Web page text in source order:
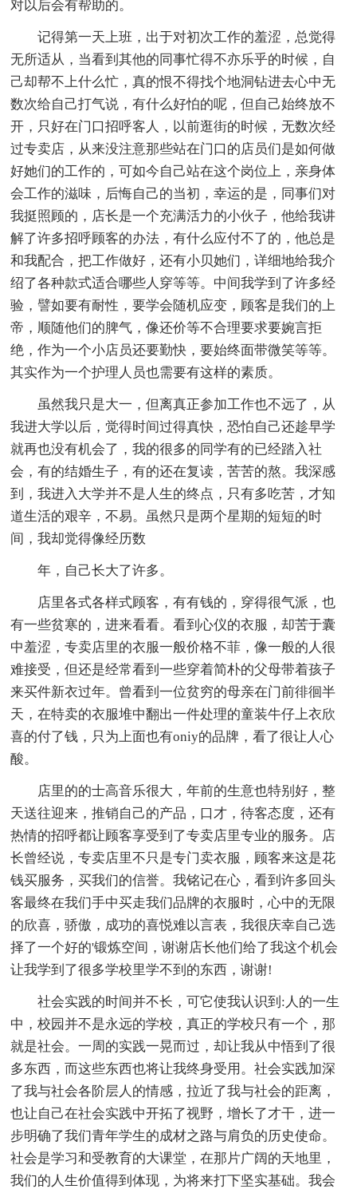
对以后会有帮助的。
记得第一天上班，出于对初次工作的羞涩，总觉得
无所适从，当看到其他的同事忙得不亦乐乎的时候，自
己却帮不上什么忙，真的恨不得找个地洞钻进去心中无
数次给自己打气说，有什么好怕的呢，但自己始终放不
开，只好在门口招呼客人，以前逛街的时候，无数次经
过专卖店，从来没注意那些站在门口的店员们是如何做
好她们的工作的，可如今自己站在这个岗位上，亲身体
会工作的滋味，后悔自己的当初，幸运的是，同事们对
我挺照顾的，店长是一个充满活力的小伙子，他给我讲
解了许多招呼顾客的办法，有什么应付不了的，他总是
和我配合，把工作做好，还有小贝她们，详细地给我介
绍了各种款式适合哪些人穿等等。中间我学到了许多经
验，譬如要有耐性，要学会随机应变，顾客是我们的上
帝，顺随他们的脾气，像还价等不合理要求要婉言拒
绝，作为一个小店员还要勤快，要始终面带微笑等等。
其实作为一个护理人员也需要有这样的素质。
虽然我只是大一，但离真正参加工作也不远了，从
我进大学以后，觉得时间过得真快，恐怕自己还趁早学
就再也没有机会了，我的很多的同学有的已经踏入社
会，有的结婚生子，有的还在复读，苦苦的熬。我深感
到，我进入大学并不是人生的终点，只有多吃苦，才知
道生活的艰辛，不易。虽然只是两个星期的短短的时
间，我却觉得像经历数
年，自己长大了许多。
店里各式各样式顾客，有有钱的，穿得很气派，也
有一些贫寒的，进来看看。看到心仪的衣服，却苦于囊
中羞涩，专卖店里的衣服一般价格不菲，像一般的人很
难接受，但还是经常看到一些穿着简朴的父母带着孩子
来买件新衣过年。曾看到一位贫穷的母亲在门前徘徊半
天，在特卖的衣服堆中翻出一件处理的童装牛仔上衣欣
喜的付了钱，只为上面也有oniy的品牌，看了很让人心
酸。
店里的的士高音乐很大，年前的生意也特别好，整
天送往迎来，推销自己的产品，口才，待客态度，还有
热情的招呼都让顾客享受到了专卖店里专业的服务。店
长曾经说，专卖店里不只是专门卖衣服，顾客来这是花
钱买服务，买我们的信誉。我铭记在心，看到许多回头
客最终在我们手中买走我们品牌的衣服时，心中的无限
的欣喜，骄傲，成功的喜悦难以言表，我很庆幸自己选
择了一个好的'锻炼空间，谢谢店长他们给了我这个机会
让我学到了很多学校里学不到的东西，谢谢!
社会实践的时间并不长，可它使我认识到:人的一生
中，校园并不是永远的学校，真正的学校只有一个，那
就是社会。一周的实践一晃而过，却让我从中悟到了很
多东西，而这些东西也将让我终身受用。社会实践加深
了我与社会各阶层人的情感，拉近了我与社会的距离，
也让自己在社会实践中开拓了视野，增长了才干，进一
步明确了我们青年学生的成材之路与肩负的历史使命。
社会是学习和受教育的大课堂，在那片广阔的天地里，
我们的人生价值得到体现，为将来打下坚实基础。我会